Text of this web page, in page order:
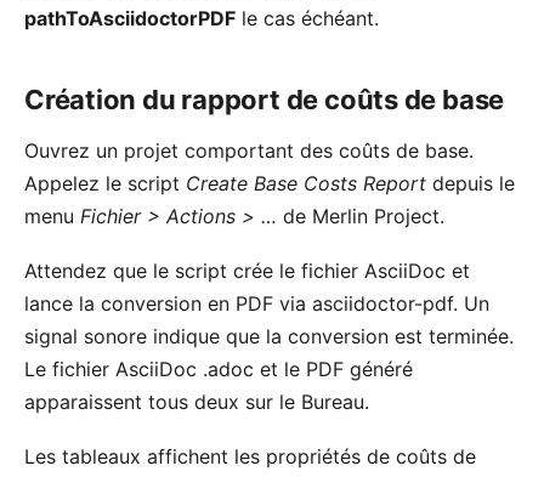
pathToAsciidoctorPDF le cas échéant.
Création du rapport de coûts de base
Ouvrez un projet comportant des coûts de base.
Appelez le script Create Base Costs Report depuis le
menu Fichier > Actions > … de Merlin Project.
Attendez que le script crée le fichier AsciiDoc et
lance la conversion en PDF via asciidoctor-pdf. Un
signal sonore indique que la conversion est terminée.
Le fichier AsciiDoc .adoc et le PDF généré
apparaissent tous deux sur le Bureau.
Les tableaux affichent les propriétés de coûts de